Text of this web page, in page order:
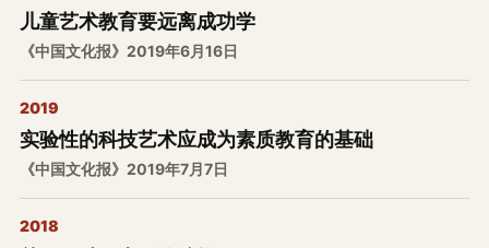
儿童艺术教育要远离成功学
《中国文化报》2019年6月16日
2019
实验性的科技艺术应成为素质教育的基础
《中国文化报》2019年7月7日
2018